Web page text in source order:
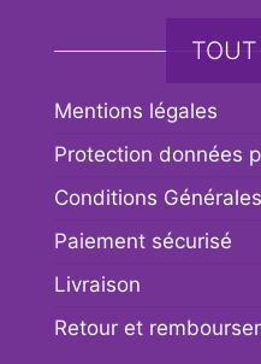
TOUT
Mentions légales
Protection données
Conditions
Paiement sécurisé
Livraison
Retour et